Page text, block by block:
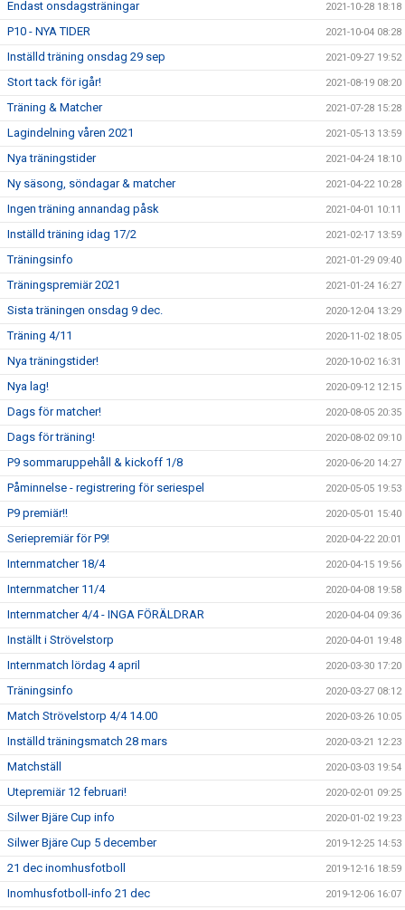
Endast onsdagsträningar 2021-10-28 18:18
P10 - NYA TIDER 2021-10-04 08:28
Inställd träning onsdag 29 sep 2021-09-27 19:52
Stort tack för igår! 2021-08-19 08:20
Träning & Matcher 2021-07-28 15:28
Lagindelning våren 2021 2021-05-13 13:59
Nya träningstider 2021-04-24 18:10
Ny säsong, söndagar & matcher 2021-04-22 10:28
Ingen träning annandag påsk 2021-04-01 10:11
Inställd träning idag 17/2 2021-02-17 13:59
Träningsinfo 2021-01-29 09:40
Träningspremiär 2021 2021-01-24 16:27
Sista träningen onsdag 9 dec. 2020-12-04 13:29
Träning 4/11 2020-11-02 18:05
Nya träningstider! 2020-10-02 16:31
Nya lag! 2020-09-12 12:15
Dags för matcher! 2020-08-05 20:35
Dags för träning! 2020-08-02 09:10
P9 sommaruppehåll & kickoff 1/8 2020-06-20 14:27
Påminnelse - registrering för seriespel 2020-05-05 19:53
P9 premiär!! 2020-05-01 15:40
Seriepremiär för P9! 2020-04-22 20:01
Internmatcher 18/4 2020-04-15 19:56
Internmatcher 11/4 2020-04-08 19:58
Internmatcher 4/4 - INGA FÖRÄLDRAR 2020-04-04 09:36
Inställt i Strövelstorp 2020-04-01 19:48
Internmatch lördag 4 april 2020-03-30 17:20
Träningsinfo 2020-03-27 08:12
Match Strövelstorp 4/4 14.00 2020-03-26 10:05
Inställd träningsmatch 28 mars 2020-03-21 12:23
Matchställ 2020-03-03 19:54
Utepremiär 12 februari! 2020-02-01 09:25
Silwer Bjäre Cup info 2020-01-02 19:23
Silwer Bjäre Cup 5 december 2019-12-25 14:53
21 dec inomhusfotboll 2019-12-16 18:59
Inomhusfotboll-info 21 dec 2019-12-06 16:07